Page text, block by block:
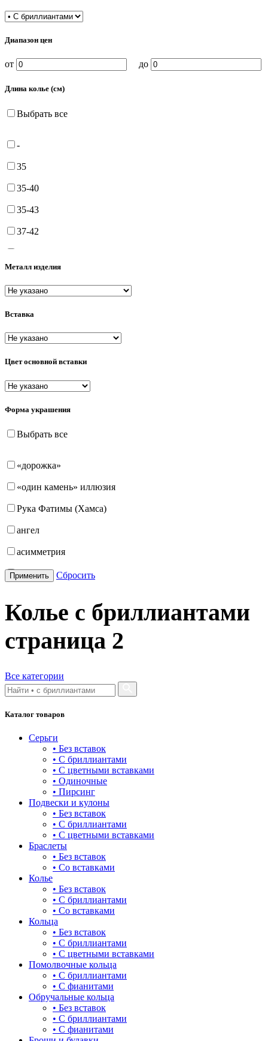
Диапазон цен
от до
Длина колье (см)
Выбрать все
-
35
35-40
35-43
37-42
39
40
40-43
40-45
40-45-50
42
42-46
42-89
43-48
44
45
45-50-55
46
50
Металл изделия
Вставка
Цвет основной вставки
Форма украшения
Выбрать все
«дорожка»
«один камень» иллюзия
Рука Фатимы (Хамса)
ангел
асимметрия
бабочка
башня
бесконечность
булавка
деревья
длинные
для мам
драконы и змеи
другие религии
животный мир
жучки и букашки
звезды
знаки зодиака
капля
квадрат (куб)
клевер
Применить Сбросить
Колье с бриллиантами
страница 2
Все категории
Каталог товаров
Серьги
• Без вставок
• С бриллиантами
• С цветными вставками
• Одиночные
• Пирсинг
Подвески и кулоны
• Без вставок
• С бриллиантами
• С цветными вставками
Браслеты
• Без вставок
• Со вставками
Колье
• Без вставок
• С бриллиантами
• Со вставками
Кольца
• Без вставок
• С бриллиантами
• С цветными вставками
Помолвочные кольца
• С бриллиантами
• С фианитами
Обручальные кольца
• Без вставок
• С бриллиантами
• С фианитами